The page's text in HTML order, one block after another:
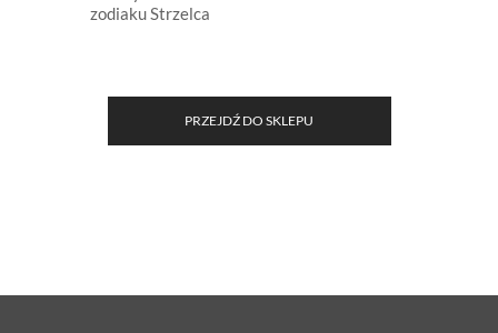
zodiaku Strzelca
PRZEJDŹ DO SKLEPU